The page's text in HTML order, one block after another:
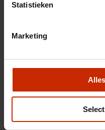
Statistieken
Marketing
Kleur
Downloads